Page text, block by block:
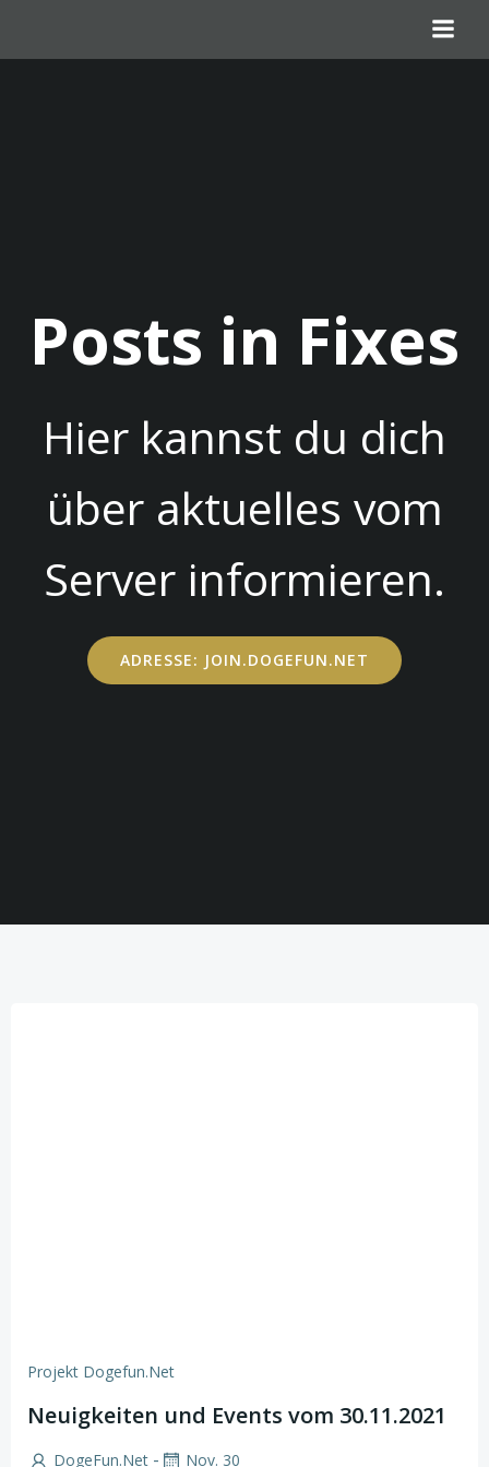
springen
Posts in Fixes
Hier kannst du dich
über aktuelles vom
Server informieren.
ADRESSE: JOIN.DOGEFUN.NET
Projekt Dogefun.net
Neuigkeiten und Events vom 30.11.2021
DogeFun.net - Nov. 30